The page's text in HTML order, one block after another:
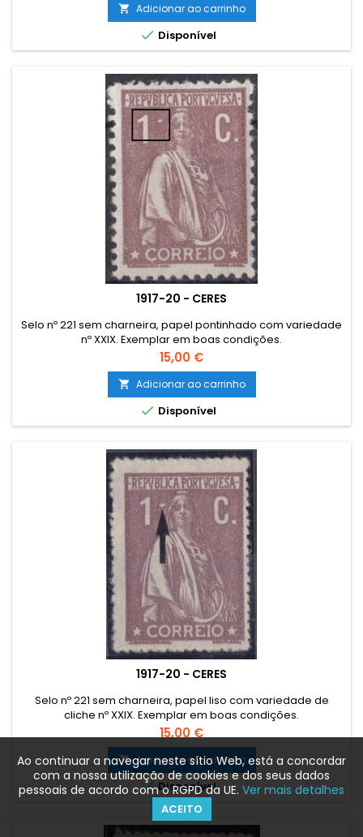
 Adicionar ao carrinho
 Disponível
1917-20 - CERES
Selo nº 221 sem charneira, papel pontinhado com variedade
nº XXIX. Exemplar em boas condições.
Preço
15,00 €
 Adicionar ao carrinho
 Disponível
1917-20 - CERES
Selo nº 221 sem charneira, papel liso com variedade de
cliche nº XXIX. Exemplar em boas condições.
Preço
15,00 €
 Adicionar ao carrinho
Disponível
Ao continuar a navegar neste sítio Web, está a concordar
com a nossa utilização de cookies e dos seus dados
pessoais de acordo com o RGPD da UE. Ver mais detalhes
ACEITO